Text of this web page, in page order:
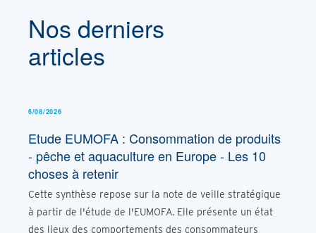
Nos derniers
articles
6/08/2026
Etude EUMOFA : Consommation de produits
- pêche et aquaculture en Europe - Les 10
choses à retenir
Cette synthèse repose sur la note de veille stratégique
à partir de l'étude de l'EUMOFA. Elle présente un état
des lieux des comportements des consommateurs